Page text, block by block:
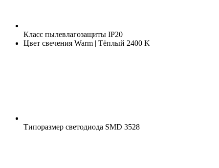
Класс пылевлагозащиты IP20
Цвет свечения Warm | Тёплый 2400 K
Типоразмер светодиода SMD 3528